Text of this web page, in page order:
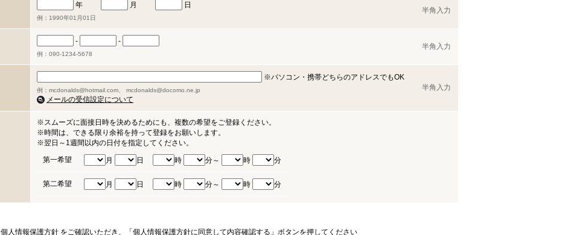
年 月 日
例：1990年01月01日
半角入力
- -
例：090-1234-5678
半角入力
※パソコン・携帯どちらのアドレスでもOK
例：mcdonalds@hotmail.com、 mcdonalds@docomo.ne.jp
メールの受信設定について
半角入力
※スムーズに面接日時を決めるためにも、複数の希望をご登録ください。
※時間は、できる限り余裕を持って登録をお願いします。
※翌日～1週間以内の日付を指定してください。
第一希望
月 日 時 分～ 時 分
第二希望 月 日 時 分～ 時 分
個人情報保護方針 をご確認いただき、「個人情報保護方針に同意して内容確認する」ボタンを押してください